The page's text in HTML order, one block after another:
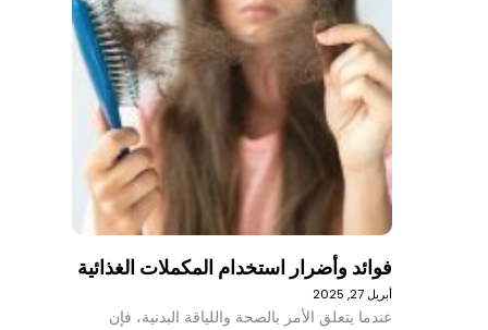
فوائد وأضرار استخدام المكملات الغذائية
أبريل 27, 2025
عندما يتعلق الأمر بالصحة واللياقة البدنية، فإن